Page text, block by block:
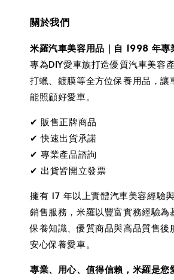
關於我們
米羅汽車美容用品｜自 1998 年
專為DIY愛車族打造優質汽車美容
打蠟、鍍膜等全方位保養用品，讓
能照顧好愛車。
✔ 販售正牌商品
✔ 快速出貨承諾
✔ 專業產品諮詢
✔ 出貨皆開立發票
擁有 17 年以上實體汽車美容經驗
銷售服務，米羅以豐富實務經驗為
保養知識、優質商品與高品質售後
安心保養愛車。
專業、用心、值得信賴，米羅是您